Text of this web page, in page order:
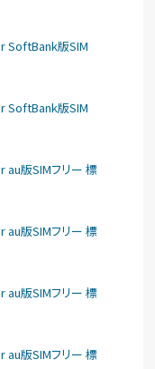
SoftBank版SIM
SoftBank版SIM
au版SIMフリー 標
au版SIMフリー 標
au版SIMフリー 標
au版SIMフリー 標